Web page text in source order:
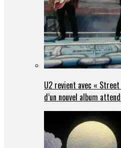
U2 revient avec «
d’un nouvel album